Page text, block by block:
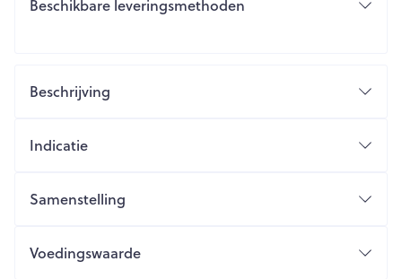
Beschikbare leveringsmethoden
Beschrijving
Indicatie
Samenstelling
Voedingswaarde